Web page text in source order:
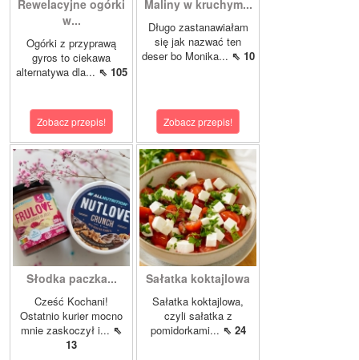
Rewelacyjne ogórki
w...
Ogórki z przyprawą
gyros to ciekawa
alternatywa dla... ⇖ 105
Zobacz przepis!
Maliny w kruchym...
Długo zastanawiałam
się jak nazwać ten
deser bo Monika... ⇖ 10
Zobacz przepis!
Słodka paczka...
Cześć Kochani!
Ostatnio kurier mocno
mnie zaskoczył i... ⇖
13
Sałatka koktajlowa
Sałatka koktajlowa,
czyli sałatka z
pomidorkami... ⇖ 24